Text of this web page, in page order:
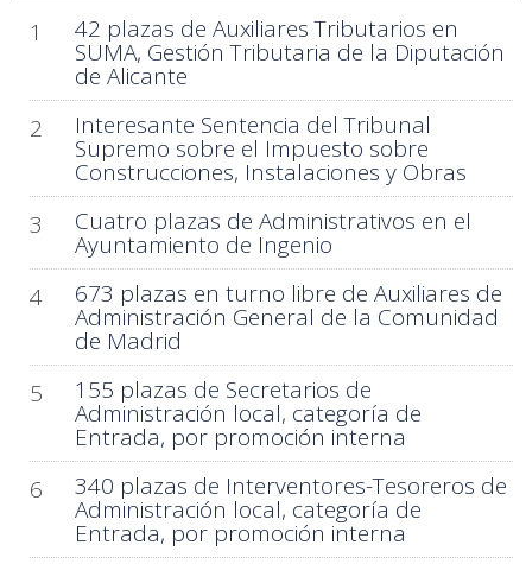
1 42 plazas de Auxiliares Tributarios en
SUMA, Gestión Tributaria de la Diputación
de Alicante
2
Interesante Sentencia del Tribunal
Supremo sobre el Impuesto sobre
Construcciones, Instalaciones y Obras
3
Cuatro plazas de Administrativos en el
Ayuntamiento de Ingenio
4
673 plazas en turno libre de Auxiliares de
Administración General de la Comunidad
de Madrid
5
155 plazas de Secretarios de
Administración local, categoría de
Entrada, por promoción interna
6
340 plazas de Interventores-Tesoreros de
Administración local, categoría de
Entrada, por promoción interna